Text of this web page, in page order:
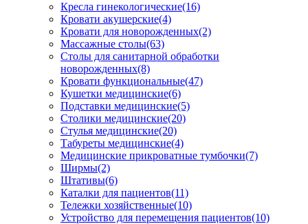
Кресла гинекологические(16)
Кровати акушерские(4)
Кровати для новорожденных(2)
Массажные столы(63)
Столы для санитарной обработки
новорожденных(8)
Кровати функциональные(47)
Кушетки медицинские(6)
Подставки медицинские(5)
Столики медицинские(20)
Стулья медицинские(20)
Табуреты медицинские(4)
Медицинские прикроватные тумбочки(7)
Ширмы(2)
Штативы(6)
Каталки для пациентов(11)
Тележки хозяйственные(10)
Устройство для перемещения пациентов(10)